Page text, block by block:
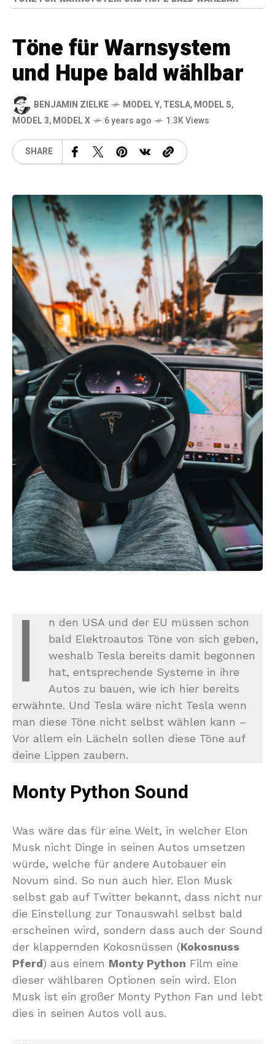
Töne für Warnsystem
und Hupe bald wählbar
BENJAMIN ZIELKE MODEL Y,TESLA,MODEL S,
MODEL 3,MODEL X 6 years ago 1.3K Views
SHARE
I
n den USA und der EU müssen schon
bald Elektroautos Töne von sich geben,
weshalb Tesla bereits damit begonnen
hat, entsprechende Systeme in ihre
Autos zu bauen, wie ich hier bereits
erwähnte. Und Tesla wäre nicht Tesla wenn
man diese Töne nicht selbst wählen kann –
Vor allem ein Lächeln sollen diese Töne auf
deine Lippen zaubern.
Monty Python Sound
Was wäre das für eine Welt, in welcher Elon
Musk nicht Dinge in seinen Autos umsetzen
würde, welche für andere Autobauer ein
Novum sind. So nun auch hier. Elon Musk
selbst gab auf Twitter bekannt, dass nicht nur
die Einstellung zur Tonauswahl selbst bald
erscheinen wird, sondern dass auch der Sound
der klappernden Kokosnüssen (Kokosnuss
Pferd) aus einem Monty Python Film eine
dieser wählbaren Optionen sein wird. Elon
Musk ist ein großer Monty Python Fan und lebt
dies in seinen Autos voll aus.